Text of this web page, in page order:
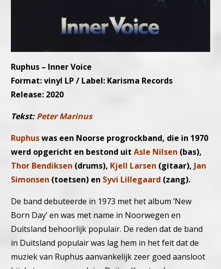
Ruphus – Inner Voice
Format: vinyl LP / Label: Karisma Records
Release: 2020
Tekst:Peter Marinus
Ruphuswas een Noorse progrockband, die in 1970
werd opgericht en bestond uitAsle Nilsen (bas),
Thor Bendiksen (drums), Kjell Larsen (gitaar), Jan
Simonsen (toetsen) en Syvi Lillegaard (zang).
De band debuteerde in 1973 met het album ‘New
Born Day’ en was met name in Noorwegen en
Duitsland behoorlijk populair. De reden dat de band
in Duitsland populair was lag hem in het feit dat de
muziek van Ruphus aanvankelijk zeer goed aansloot